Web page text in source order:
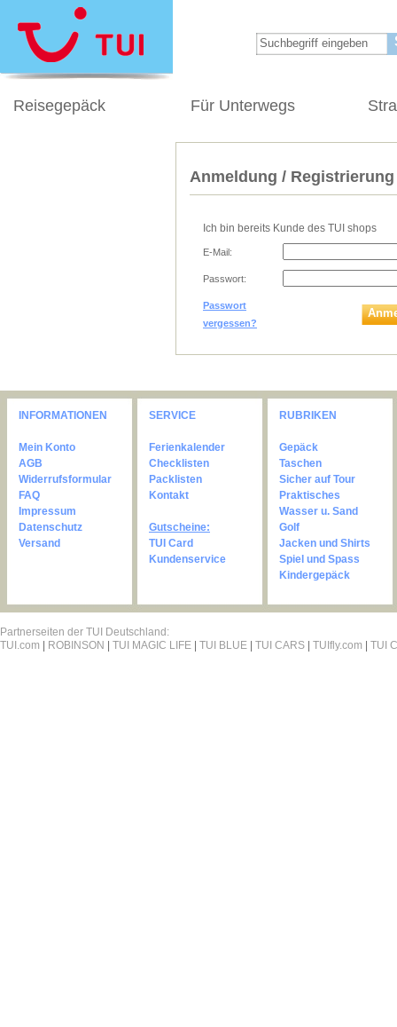
Reisegepäck Für Unterwegs
Anmeldung / Registrierung
Ich bin bereits Kunde des TUI shops
E-Mail:
Passwort:
Passwort
vergessen?
INFORMATIONEN
Mein Konto
AGB
Widerrufsformular
FAQ
Impressum
Datenschutz
Versand
SERVICE
Ferienkalender
Checklisten
Packlisten
Kontakt
Gutscheine:
TUI Card
Kundenservice
RUBRIKEN
Gepäck
Taschen
Sicher auf Tour
Praktisches
Wasser u. Sand
Golf
Jacken und Shirts
Spiel und Spass
Kindergepäck
Partnerseiten der TUI Deutschland:
TUI.com
ROBINSON TUI MAGIC LIFE TUI BLUE TUI CARS TUIfly.com TUI